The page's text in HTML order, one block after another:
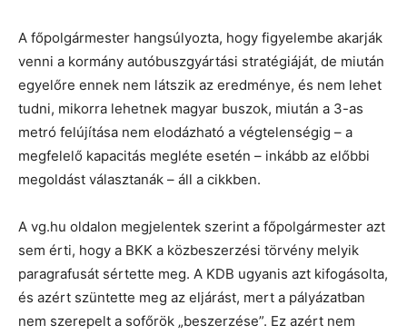
A főpolgármester hangsúlyozta, hogy figyelembe akarják
venni a kormány autóbuszgyártási stratégiáját, de miután
egyelőre ennek nem látszik az eredménye, és nem lehet
tudni, mikorra lehetnek magyar buszok, miután a 3-as
metró felújítása nem elodázható a végtelenségig – a
megfelelő kapacitás megléte esetén – inkább az előbbi
megoldást választanák – áll a cikkben.
A vg.hu oldalon megjelentek szerint a főpolgármester azt
sem érti, hogy a BKK a közbeszerzési törvény melyik
paragrafusát sértette meg. A KDB ugyanis azt kifogásolta,
és azért szüntette meg az eljárást, mert a pályázatban
nem szerepelt a sofőrök „beszerzése”. Ez azért nem